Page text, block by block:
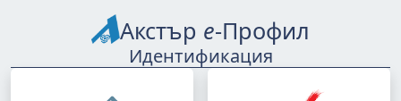
Акстър е-Профил
Идентификация